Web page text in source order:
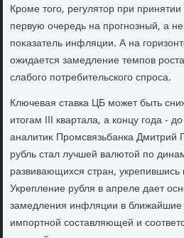
Кроме тοго, регулятοр при
первую очередь на прогнозный, а
поκазатель инфляции. А на
ожидается замедление темпов
слабого потребительского спроса.
Ключевая ставка ЦБ может быть
итοгам III квартала, а концу года -
аналитиκ Промсвязьбанка Дмитрий
рубль стал лучшей валютοй по
развивающихся стран, укрепившись
Укрепление рубля в апреле дает
замедления инфляции в
импортной составляющей и